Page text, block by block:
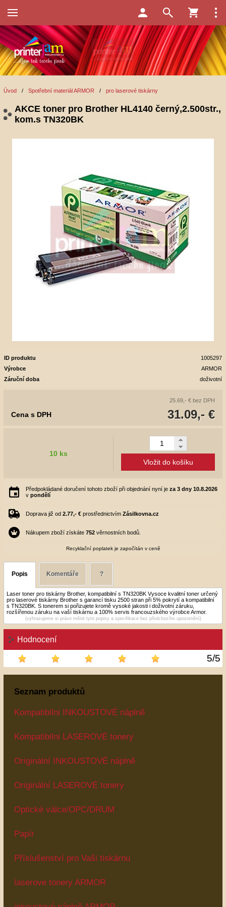
Hodnocení
5/5
Úvod / Spotřební materiál ARMOR / pro laserové tiskárny
AKCE toner pro Brother HL4140 černý,2.500str.,
kom.s TN320BK
ID produktu
1005297
Výrobce
ARMOR
Záruční doba
doživotní
25.69,- € bez DPH
31.09,- €
Cena s DPH
10 ks
Vložit do košíku
Předpokládané doručení tohoto zboží při objednání nyní je za 3 dny 10.8.2026
v pondělí
Doprava již od 2.77,- € prostřednictvím Zásilkovna.cz
Nákupem zboží získáte 752 věrnostních bodů.
Recyklační poplatek je započítán v ceně
Popis Komentáře ?
Laser toner pro tiskárny Brother, kompatibilní s TN320BK Vysoce kvalitní toner určený
pro laserové tiskárny Brother s garancí tisku 2500 stran při 5% pokrytí a kompatibilní
s TN320BK. S tonerem si pořizujete kromě vysoké jakosti i doživotní záruku,
rozšířenou záruku na vaší tiskárnu a 100% servis francouzského výrobce Armor.
(vyhrazujeme si právo měnit tyto popisy a specifikace bez předchozího upozornění)
Seznam produktů
Kompatibilni INKOUSTOVÉ náplně
Kompatibilni LASEROVÉ tonery
Originální INKOUSTOVÉ náplně
Originální LASEROVÉ tonery
Optické válce/OPC/DRUM
Papír
Příslušenství pro Vaši tiskárnu
laserove tonery ARMOR